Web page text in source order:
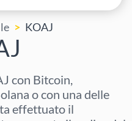
KOAJ
con Bitcoin,
o con una delle
effettuato il